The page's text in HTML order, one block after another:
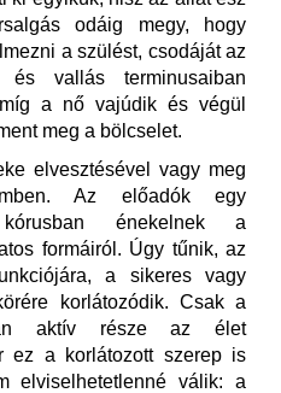
odáig megy, hogy
a szülést, csodáját az
és vallás terminusaiban
a nő vajúdik és végül
meg a bölcselet.
elvesztésével vagy meg
Az előadók egy
énekelnek a
formáiról. Úgy tűnik, az
a sikeres vagy
korlátozódik. Csak a
aktív része az élet
ez a korlátozott szerep is
elviselhetetlenné válik: a